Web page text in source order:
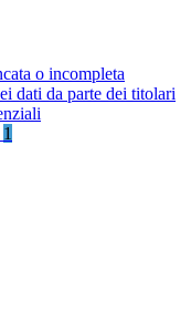
o incompleta
dati da parte dei titolari
1